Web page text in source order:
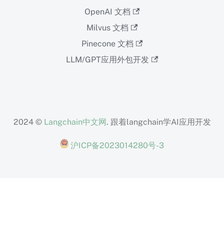
OpenAI 文档
Milvus 文档
Pinecone 文档
LLM/GPT应用外包开发
2024 © Langchain中文网. 跟着langchain学AI应用开发
沪ICP备2023014280号-3